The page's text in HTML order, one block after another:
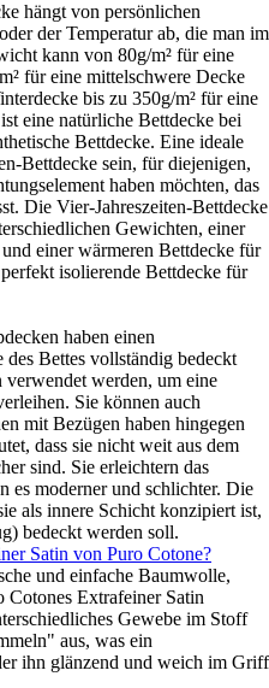
hängt von persönlichen
der Temperatur ab, die man im
kann von 80g/m² für eine
für eine mittelschwere Decke
bis zu 350g/m² für eine
eine natürliche Bettdecke bei
Bettdecke. Eine ideale
Bettdecke sein, für diejenigen,
haben möchten, das
Die Vier-Jahreszeiten-Bettdecke
Gewichten, einer
einer wärmeren Bettdecke für
isolierende Bettdecke für
haben einen
Bettes vollständig bedeckt
verwendet werden, um eine
Sie können auch
mit Bezügen haben hingegen
dass sie nicht weit aus dem
sind. Sie erleichtern das
es moderner und schlichter. Die
als innere Schicht konzipiert ist,
bedeckt werden soll.
Satin von Puro Cotone?
und einfache Baumwolle,
Extrafeiner Satin
Gewebe im Stoff
aus, was ein
ihn glänzend und weich im Griff